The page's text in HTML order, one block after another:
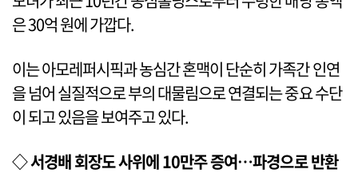
은 30억 원에 가깝다.
이는 아모레퍼시픽과 농심간 혼맥이 단순히 가족간 인연
을 넘어 실질적으로 부의 대물림으로 연결되는 중요 수단
이 되고 있음을 보여주고 있다.
◇ 서경배 회장도 사위에 10만주 증여…파경으로 반환